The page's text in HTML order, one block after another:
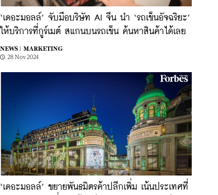
‘เดอะมอลล์’ จับมือบริษัท AI จีน นำ ‘รถเข็นอัจฉริยะ’
ให้บริการที่กูร์เมต์ สแกนบนรถเข็น ค้นหาสินค้าได้เลย
NEWS |
MARKETING
28 Nov 2024
‘เดอะมอลล์’ ขยายพันธมิตรค้าปลีกเพิ่ม เน้นประเทศที่